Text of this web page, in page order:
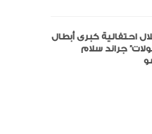
احتفالية كبرى أبطال
جراند سلام